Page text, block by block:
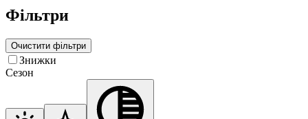
Фільтри
Очистити фільтри
Знижки
Сезон